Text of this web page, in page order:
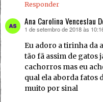
Responder
Ana Carolina Venceslau
disse:
1 de setembro de 2018 às
Eu adoro a tirinha da
tão fã assim de gatos
cachorros mas eu
qual ela aborda fatos
muito por sinal